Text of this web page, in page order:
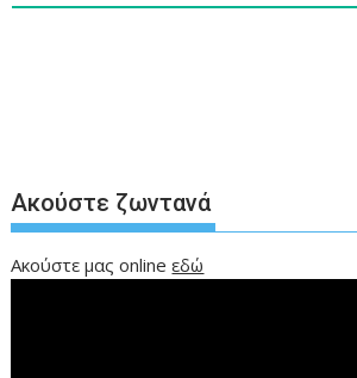
Ακούστε ζωντανά
Ακούστε μας onlineεδώ